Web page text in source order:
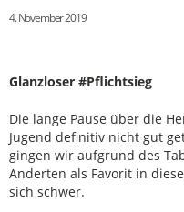
4. November 2019
Glanzloser #Pflichtsieg
Die lange Pause über die
Jugend definitiv nicht gut
gingen wir aufgrund des
Anderten als Favorit in
sich schwer.